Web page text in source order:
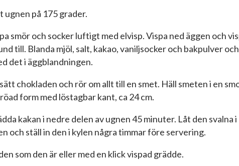
ugnen på 175 grader.
smör och socker luftigt med elvisp. Vispa ned äggen och
till. Blanda mjöl, salt, kakao, vaniljsocker och bakpulver och
det i äggblandningen.
chokladen och rör om allt till en smet. Häll smeten i en
form med löstagbar kant, ca 24 cm.
kakan i nedre delen av ugnen 45 minuter. Låt den svalna i
och ställ in den i kylen några timmar före servering.
som den är eller med en klick vispad grädde.